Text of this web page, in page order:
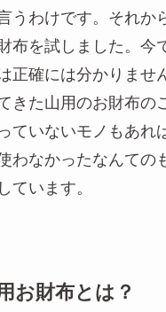
うわけです。それか
布を試しました。今
正確には分かりませ
きた山用のお財布の
ていないモノもあれ
わなかったなんての
ています。
お財布とは？